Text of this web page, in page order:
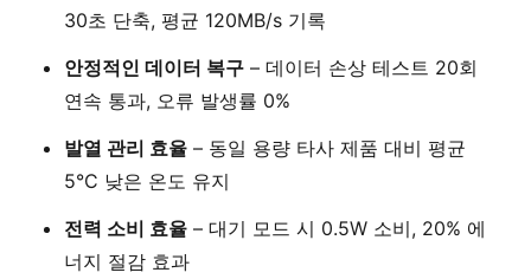
30초 단축, 평균 120MB/s 기록
안정적인 데이터 복구 – 데이터 손상 테스트 20회
연속 통과, 오류 발생률 0%
발열 관리 효율 – 동일 용량 타사 제품 대비 평균
5°C 낮은 온도 유지
전력 소비 효율 – 대기 모드 시 0.5W 소비, 20% 에
너지 절감 효과